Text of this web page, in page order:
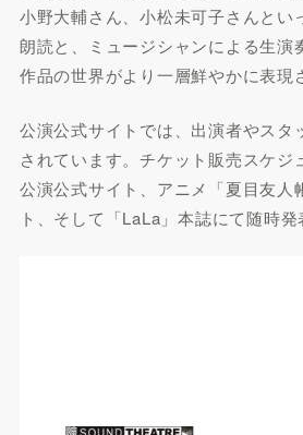
小野大輔さん、小松未可子さんとい
朗読と、ミュージシャンによる生演
作品の世界がより一層鮮やかに表現
公演公式サイトでは、出演者やスタ
されています。チケット販売スケジ
公演公式サイト、アニメ「夏目友人
ト、そして「LaLa」本誌にて随時発